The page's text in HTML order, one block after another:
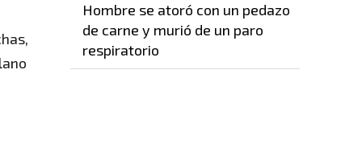
Hombre se atoró con un pedazo
de carne y murió de un paro
respiratorio